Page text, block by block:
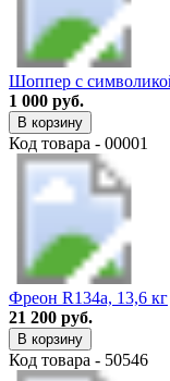
Шоппер с
1 000 руб.
В корзину
Код товара - 00001
Фреон R134a, 13,6 кг
21 200 руб.
В корзину
Код товара - 50546